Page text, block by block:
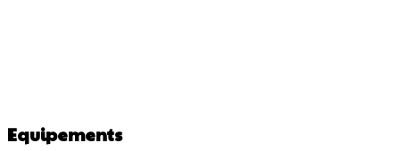
Equipements